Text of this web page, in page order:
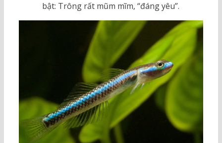
bật: Trông rất mũm mĩm, “đáng yêu”.